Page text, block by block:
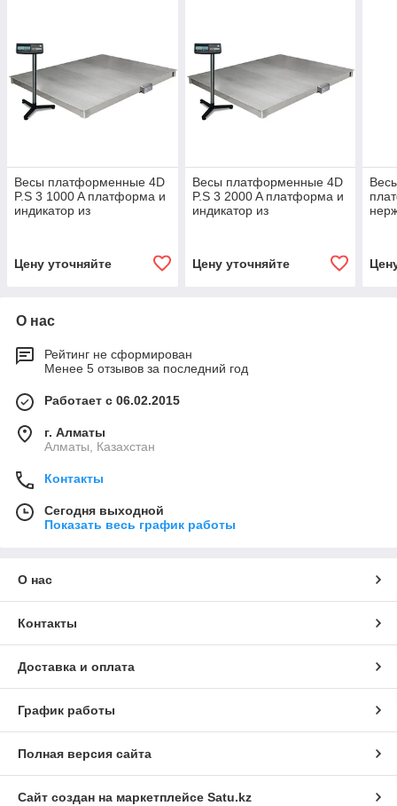
Весы платформенные 4D
P.S 3 1000 A платформа и
индикатор из
Цену уточняйте
Весы платформенные 4D
P.S 3 2000 A платформа и
индикатор из
Цену уточняйте
О нас
Рейтинг не сформирован
Менее 5 отзывов за последний год
Работает с 06.02.2015
г. Алматы
Алматы, Казахстан
Контакты
Сегодня выходной
Показать весь график работы
О нас
Контакты
Доставка и оплата
График работы
Полная версия сайта
Сайт создан на маркетплейсе Satu.kz